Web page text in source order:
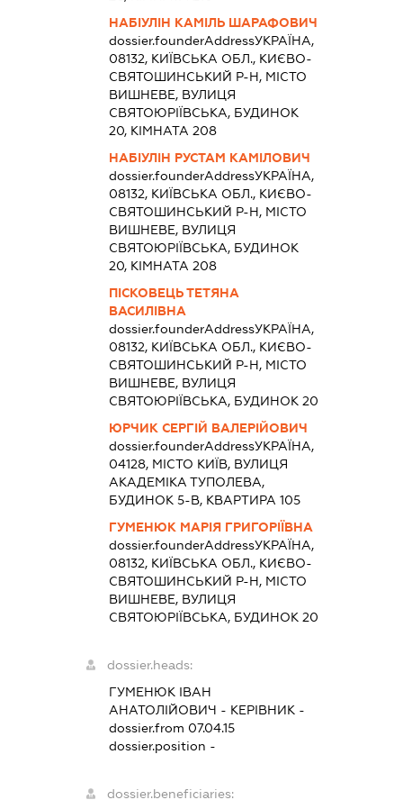
НАБІУЛІН КАМІЛЬ ШАРАФОВИЧ
dossier.founderAddressУКРАЇНА,
08132, КИЇВСЬКА ОБЛ., КИЄВО-
СВЯТОШИНСЬКИЙ Р-Н, МІСТО
ВИШНЕВЕ, ВУЛИЦЯ
СВЯТОЮРІЇВСЬКА, БУДИНОК
20, КІМНАТА 208
НАБІУЛІН РУСТАМ КАМІЛОВИЧ
dossier.founderAddressУКРАЇНА,
08132, КИЇВСЬКА ОБЛ., КИЄВО-
СВЯТОШИНСЬКИЙ Р-Н, МІСТО
ВИШНЕВЕ, ВУЛИЦЯ
СВЯТОЮРІЇВСЬКА, БУДИНОК
20, КІМНАТА 208
ПІСКОВЕЦЬ ТЕТЯНА
ВАСИЛІВНА
dossier.founderAddressУКРАЇНА,
08132, КИЇВСЬКА ОБЛ., КИЄВО-
СВЯТОШИНСЬКИЙ Р-Н, МІСТО
ВИШНЕВЕ, ВУЛИЦЯ
СВЯТОЮРІЇВСЬКА, БУДИНОК 20
ЮРЧИК СЕРГІЙ ВАЛЕРІЙОВИЧ
dossier.founderAddressУКРАЇНА,
04128, МІСТО КИЇВ, ВУЛИЦЯ
АКАДЕМІКА ТУПОЛЕВА,
БУДИНОК 5-В, КВАРТИРА 105
ГУМЕНЮК МАРІЯ ГРИГОРІЇВНА
dossier.founderAddressУКРАЇНА,
08132, КИЇВСЬКА ОБЛ., КИЄВО-
СВЯТОШИНСЬКИЙ Р-Н, МІСТО
ВИШНЕВЕ, ВУЛИЦЯ
СВЯТОЮРІЇВСЬКА, БУДИНОК 20
dossier.heads:
ГУМЕНЮК ІВАН
АНАТОЛІЙОВИЧ - КЕРІВНИК -
dossier.from 07.04.15
dossier.position -
dossier.beneficiaries: